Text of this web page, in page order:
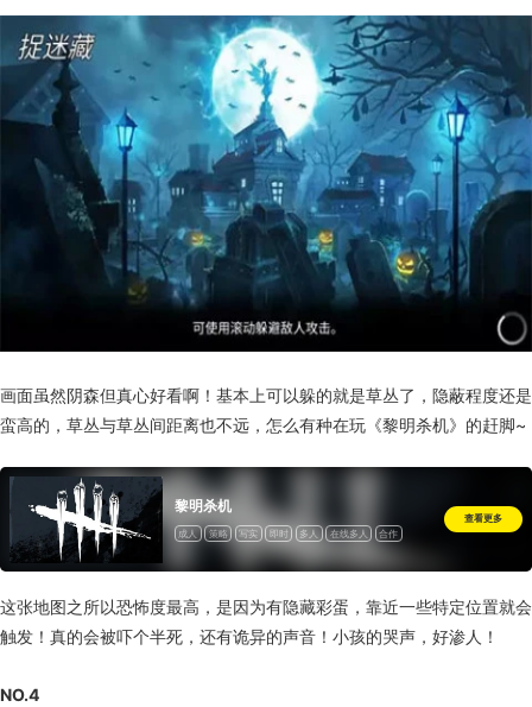
画面虽然阴森但真心好看啊！基本上可以躲的就是草丛了，隐蔽程度还是
蛮高的，草丛与草丛间距离也不远，怎么有种在玩《黎明杀机》的赶脚~
黎明杀机
成人 策略 写实 即时 多人 在线多人
合作
完全支持控制器
查看更多
这张地图之所以恐怖度最高，是因为有隐藏彩蛋，靠近一些特定位置就会
触发！真的会被吓个半死，还有诡异的声音！小孩的哭声，好渗人！
NO.4